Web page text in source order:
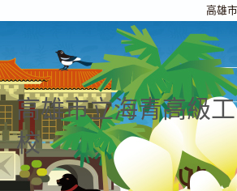
高雄
高雄市立海青高級
校